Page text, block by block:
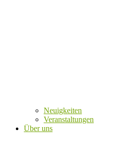
Neuigkeiten
Veranstaltungen
Über uns